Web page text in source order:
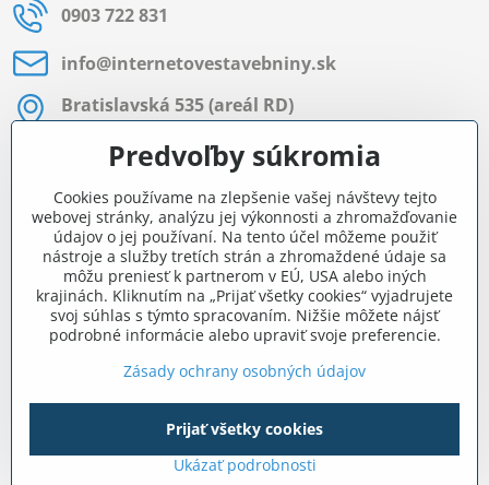
0903 722 831
info​@internetovestavebniny​.sk
Bratislavská 535 (areál RD)
Most pri Bratislave
Pon - Pia 8:00 - 11:30 a 12:15 - 15:30
Facebook
Navigácia
Všetko o nákupe
©2026Copyright
Predvoľby súkromiaZásady ochrany osobných údajov
Vytvorené pomocou:BiznisWeb.sk
Predvoľby súkromia
Cookies používame na zlepšenie vašej návštevy tejto
webovej stránky, analýzu jej výkonnosti a zhromažďovanie
údajov o jej používaní. Na tento účel môžeme použiť
nástroje a služby tretích strán a zhromaždené údaje sa
môžu preniesť k partnerom v EÚ, USA alebo iných
krajinách. Kliknutím na „Prijať všetky cookies“ vyjadrujete
svoj súhlas s týmto spracovaním. Nižšie môžete nájsť
podrobné informácie alebo upraviť svoje preferencie.
Zásady ochrany osobných údajov
Ukázať podrobnosti
Prijať všetky cookies